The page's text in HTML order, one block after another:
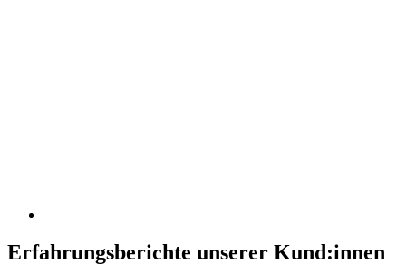
Erfahrungsberichte unserer Kund:innen